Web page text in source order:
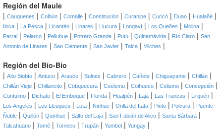
Región del Maule
| Cauquenes | Colbún | Comalle | Constitución | Curanipe | Curicó | Duao | Hualañé |
Iloca | La Pesca | Licantén | Linares | Liucura | Longaví | Los Queñes | Molina |
Parral | Pelarco | Pelluhue | Potrero Grande | Putú | Quinamávida | Río Claro | San
Antonio de Linares | San Clemente | San Javier | Talca | Vilches |
Región del Bío-Bío
| Alto Biobío | Antuco | Arauco | Bulnes | Cabrero | Cañete | Chiguayante | Chillán |
Chillán Viejo | Chillancito | Cobquecura | Coelemu | Coihueco | Coliumo | Concepción |
Contulmo | Dichato | El Emboque | Florida | Hualpén | Laja | Las Trancas | Lirquén |
Los Angeles | Los Lleuques | Lota | Ninhue | Orilla del Itata | Pinto | Polcura | Puente
Ñuble | Quillón | Quirihue | Salto del Laja | San Fabián de Alico | Santa Bárbara |
Talcahuano | Tomé | Tomeco | Trupán | Yumbel | Yungay |